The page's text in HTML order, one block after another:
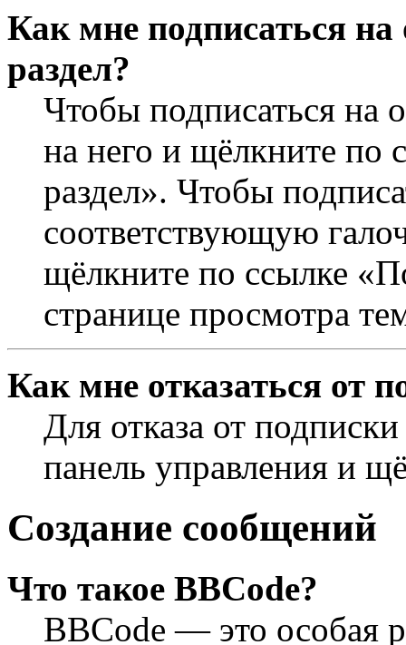
Как мне подписаться
раздел?
Чтобы подписаться на
на него и щёлкните по
раздел». Чтобы
соответствующую
щёлкните по ссылке
странице просмотра
Как мне отказаться от
Для отказа от
панель управления и
Создание сообщений
Что такое BBCode?
BBCode — это особая